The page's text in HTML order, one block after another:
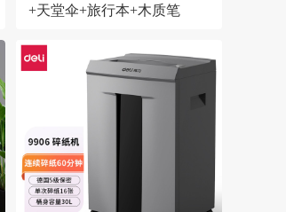
+天堂伞+旅行本+木质笔